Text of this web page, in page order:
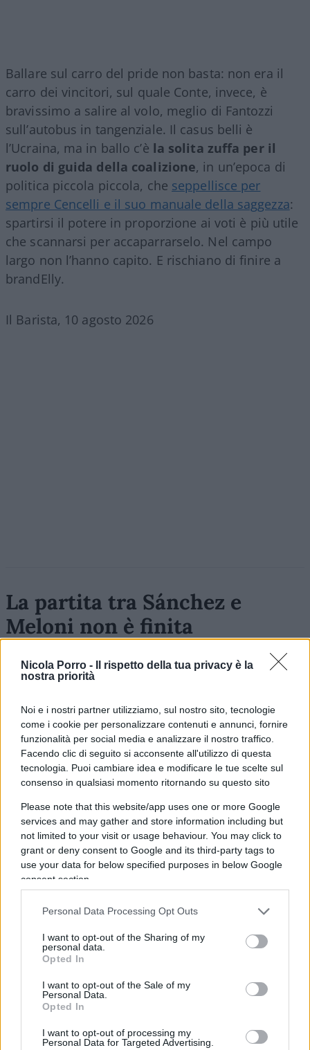
Nicola Porro -
Il rispetto della tua privacy è la
nostra priorità
Noi e i nostri partner utilizziamo, sul nostro sito, tecnologie
come i cookie per personalizzare contenuti e annunci, fornire
funzionalità per social media e analizzare il nostro traffico.
Facendo clic di seguito si acconsente all'utilizzo di questa
tecnologia. Puoi cambiare idea e modificare le tue scelte sul
consenso in qualsiasi momento ritornando su questo sito
Please note that this website/app uses one or more Google
services and may gather and store information including but
not limited to your visit or usage behaviour. You may click to
grant or deny consent to Google and its third-party tags to
use your data for below specified purposes in below Google
consent section.
Personal Data Processing Opt Outs
I want to opt-out of the Sharing of my
personal data.
Opted In
I want to opt-out of the Sale of my
Personal Data.
Opted In
I want to opt-out of processing my
Personal Data for Targeted Advertising.
Ballare sul carro del pride non basta: non era il
carro dei vincitori, sul quale Conte, invece, è
bravissimo a salire al volo, meglio di Fantozzi
sull’autobus in tangenziale. Il casus belli è
l’Ucraina, ma in ballo c’è la solita zuffa per il
ruolo di guida della coalizione, in un’epoca di
politica piccola piccola, che seppellisce per
sempre Cencelli e il suo manuale della saggezza:
spartirsi il potere in proporzione ai voti è più utile
che scannarsi per accaparrarselo. Nel campo
largo non l’hanno capito. E rischiano di finire a
brandElly.
Il Barista, 10 agosto 2026
La partita tra Sánchez e
Meloni non è finita
Roma ferma Schengen per i non comunitari,
Madrid risponde con controlli sugli italiani.
10 Agosto 2026, 8:12
2.2k